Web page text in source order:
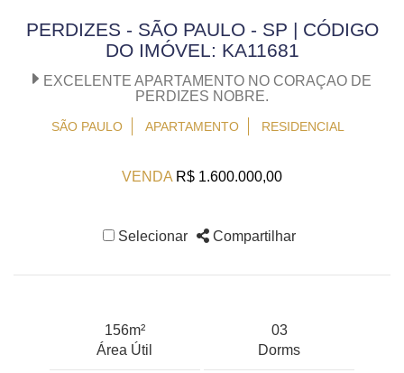
PERDIZES - SÃO PAULO - SP | CÓDIGO
DO IMÓVEL: KA11681
EXCELENTE APARTAMENTO NO CORAÇAO DE
PERDIZES NOBRE.
SÃO PAULO APARTAMENTO RESIDENCIAL
VENDA R$ 1.600.000,00
Selecionar Compartilhar
156m²
Área Útil
03
Dorms